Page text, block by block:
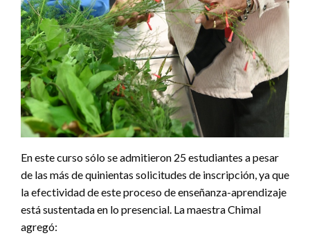
En este curso sólo se admitieron 25 estudiantes a pesar
de las más de quinientas solicitudes de inscripción, ya que
la efectividad de este proceso de enseñanza-aprendizaje
está sustentada en lo presencial. La maestra Chimal
agregó: